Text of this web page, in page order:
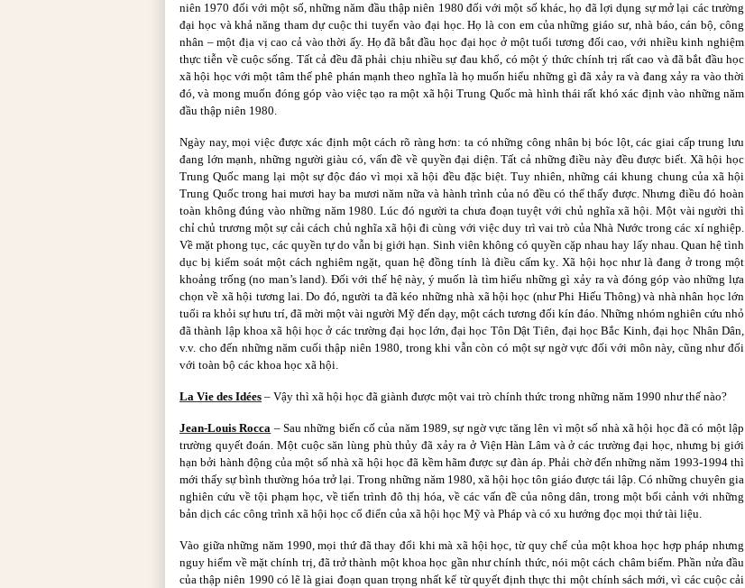
niên 1970 đối với một số, những năm đầu thập niên 1980 đối với một số khác, họ đã lợi dụng sự mở lại các trường
đại học và khả năng tham dự cuộc thi tuyển vào đại học. Họ là con em của những giáo sư, nhà báo, cán bộ, công
nhân – một địa vị cao cả vào thời ấy. Họ đã bắt đầu học đại học ở một tuổi tương đối cao, với nhiều kinh nghiệm
thực tiễn về cuộc sống. Tất cả đều đã phải chịu nhiều sự đau khổ, có một ý thức chính trị rất cao và đã bắt đầu học
xã hội học với một tâm thế phê phán mạnh theo nghĩa là họ muốn hiểu những gì đã xảy ra và đang xảy ra vào thời
đó, và mong muốn đóng góp vào việc tạo ra một xã hội Trung Quốc mà hình thái rất khó xác định vào những năm
đầu thập niên 1980.
Ngày nay, mọi việc được xác định một cách rõ ràng hơn: ta có những công nhân bị bóc lột, các giai cấp trung lưu
đang lớn mạnh, những người giàu có, vấn đề về quyền đại diện. Tất cả những điều này đều được biết. Xã hội học
Trung Quốc mang lại một sự độc đáo vì mọi xã hội đều đặc biệt. Tuy nhiên, những cái khung chung của xã hội
Trung Quốc trong hai mươi hay ba mươi năm nữa và hành trình của nó đều có thể thấy được. Nhưng điều đó hoàn
toàn không đúng vào những năm 1980. Lúc đó người ta chưa đoạn tuyệt với chủ nghĩa xã hội. Một vài người thì
chỉ chủ trương một sự cải cách chủ nghĩa xã hội đi cùng với việc duy trì vai trò của Nhà Nước trong các xí nghiệp.
Về mặt phong tục, các quyền tự do vẫn bị giới hạn. Sinh viên không có quyền cặp nhau hay lấy nhau. Quan hệ tình
dục bị kiểm soát một cách nghiêm ngặt, quan hệ đồng tính là điều cấm kỵ. Xã hội học như là đang ở trong một
khoảng trống (no man’s land). Đối với thế hệ này, ý muốn là tìm hiểu những gì xảy ra và đóng góp vào những lựa
chọn về xã hội tương lai. Do đó, người ta đã kéo những nhà xã hội học (như Phi Hiếu Thông) và nhà nhân học lớn
tuổi ra khỏi sự hưu trí, đã mời một vài người Mỹ đến dạy, một cách tương đối kín đáo. Những nhóm nghiên cứu nhỏ
đã thành lập khoa xã hội học ở các trường đại học lớn, đại học Tôn Dật Tiên, đại học Bắc Kinh, đại học Nhân Dân,
v.v. cho đến những năm cuối thập niên 1980, trong khi vẫn còn có một sự ngờ vực đối với môn này, cũng như đối
với toàn bộ các khoa học xã hội.
La Vie des Idées – Vậy thì xã hội học đã giành được một vai trò chính thức trong những năm 1990 như thế nào?
Jean-Louis Rocca – Sau những biến cố của năm 1989, sự ngờ vực tăng lên vì một số nhà xã hội học đã có một lập
trường quyết đoán. Một cuộc săn lùng phù thủy đã xảy ra ở Viện Hàn Lâm và ở các trường đại học, nhưng bị giới
hạn bởi hành động của một số nhà xã hội học đã kềm hãm được sự đàn áp. Phải chờ đến những năm 1993-1994 thì
mới thấy sự bình thường hóa trở lại. Trong những năm 1980, xã hội học tôn giáo được tái lập. Có những chuyên gia
nghiên cứu về tội phạm học, về tiến trình đô thị hóa, về các vấn đề của nông dân, trong một bối cảnh với những
bản dịch các công trình xã hội học cổ điển của xã hội học Mỹ và Pháp và có xu hướng đọc mọi thứ tài liệu.
Vào giữa những năm 1990, mọi thứ đã thay đổi khi mà xã hội học, từ quy chế của một khoa học hợp pháp nhưng
nguy hiểm về mặt chính trị, đã trở thành một khoa học gần như chính thức, nói một cách châm biếm. Phần nửa đầu
của thập niên 1990 có lẽ là giai đoạn quan trọng nhất kể từ quyết định thực thi một chính sách mới, vì các cuộc cải